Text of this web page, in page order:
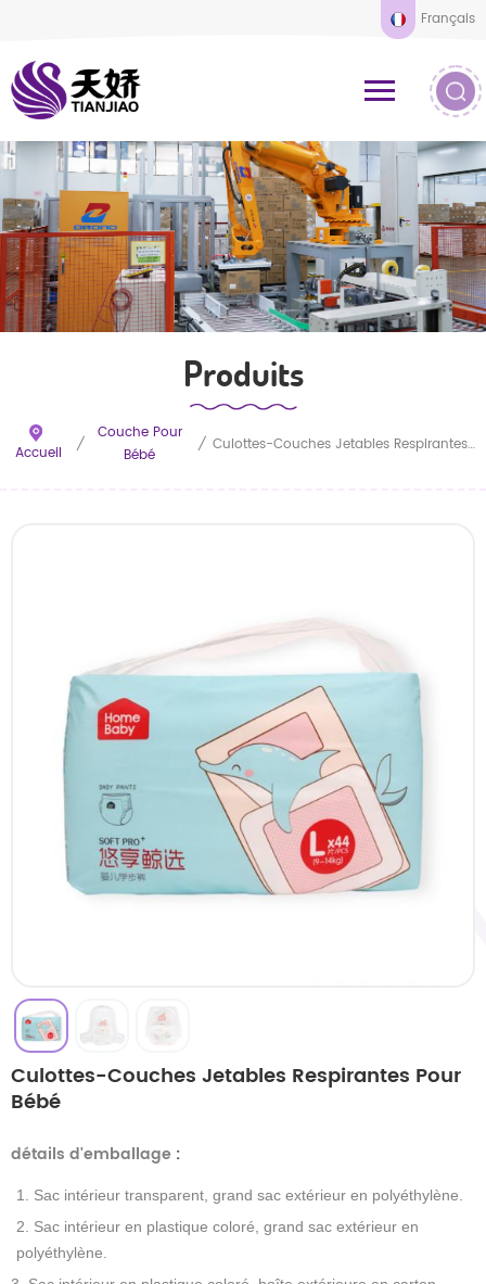
Français
Produits
Accueil /
Couche Pour
Bébé
/ Culottes-Couches Jetables Respirantes Pour Bébé
Culottes-Couches Jetables Respirantes Pour
Bébé
détails d'emballage :
1. Sac intérieur transparent, grand sac extérieur en polyéthylène.
2. Sac intérieur en plastique coloré, grand sac extérieur en
polyéthylène.